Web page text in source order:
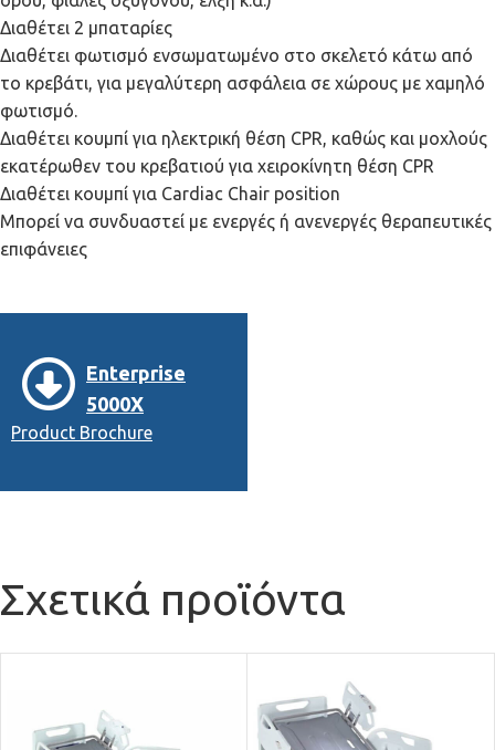
Διαθέτει 2 μπαταρίες
Διαθέτει φωτισμό ενσωματωμένο στο σκελετό κάτω από
το κρεβάτι, για μεγαλύτερη ασφάλεια σε χώρους με χαμηλό
φωτισμό.
Διαθέτει κουμπί για ηλεκτρική θέση CPR, καθώς και μοχλούς
εκατέρωθεν του κρεβατιού για χειροκίνητη θέση CPR
Διαθέτει κουμπί για Cardiac Chair position
Μπορεί να συνδυαστεί με ενεργές ή ανενεργές θεραπευτικές
επιφάνειες
Enterprise
5000X
Product Brochure
Σχετικά προϊόντα